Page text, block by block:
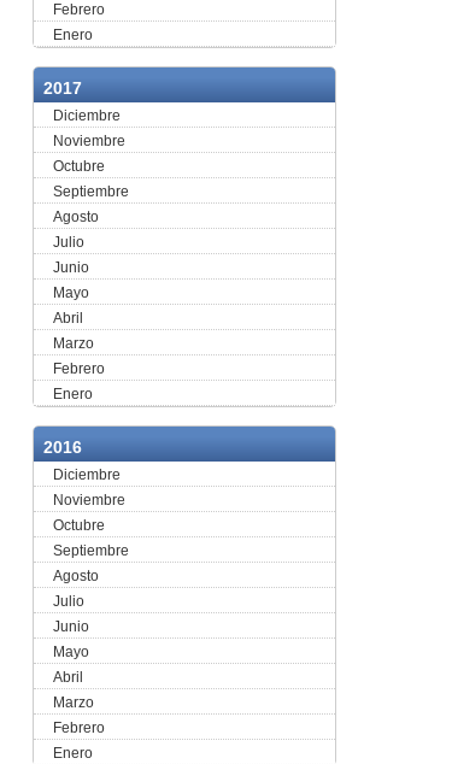
Febrero
Enero
2017
Diciembre
Noviembre
Octubre
Septiembre
Agosto
Julio
Junio
Mayo
Abril
Marzo
Febrero
Enero
2016
Diciembre
Noviembre
Octubre
Septiembre
Agosto
Julio
Junio
Mayo
Abril
Marzo
Febrero
Enero